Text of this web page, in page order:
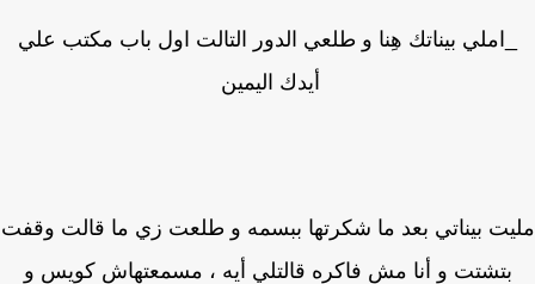
بيناتك هِنا و طلعي الدور التالت اول باب مكتب علي
أيدك اليمين
بيناتي بعد ما شكرتها ببسمه و طلعت زي ما قالت وقفت
بتشتت و أنا مش فاكره قالتلي أيه ، مسمعتهاش كويس و